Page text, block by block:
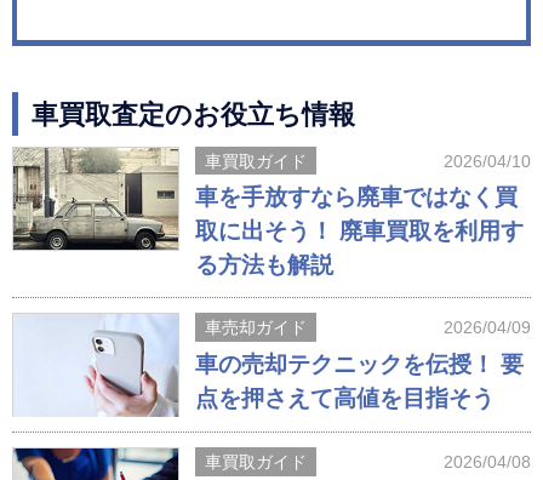
車買取査定のお役立ち情報
車買取ガイド 2026/04/10
車を手放すなら廃車ではなく買
取に出そう！ 廃車買取を利用す
る方法も解説
車売却ガイド 2026/04/09
車の売却テクニックを伝授！ 要
点を押さえて高値を目指そう
車買取ガイド 2026/04/08